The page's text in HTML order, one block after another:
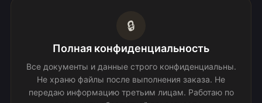
🔒
Полная конфиденциальность
Все документы и данные строго конфиденциальны.
Не храню файлы после выполнения заказа. Не
передаю информацию третьим лицам. Работаю по